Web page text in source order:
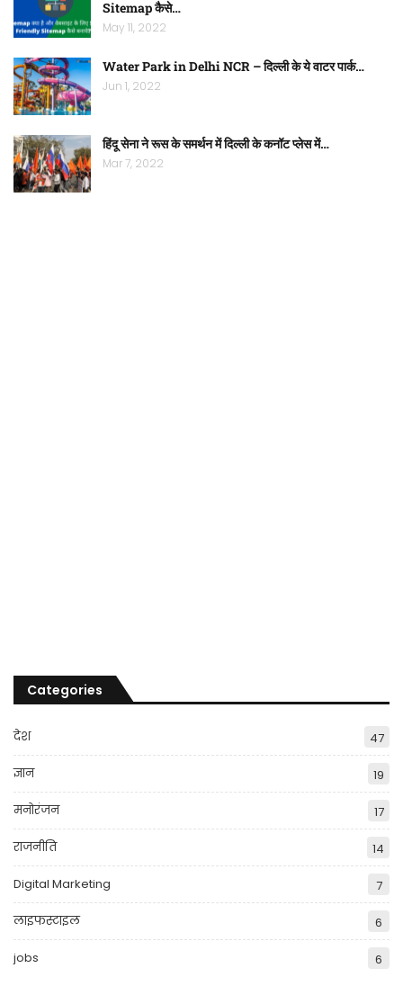
Sitemap कैसे…
May 11, 2022
Water Park in Delhi NCR – दिल्ली के ये वाटर पार्क…
Jun 1, 2022
हिंदू सेना ने रूस के समर्थन में दिल्ली के कनॉट प्लेस में…
Mar 7, 2022
Categories
देश 47
ज्ञान 19
मनोरंजन 17
राजनीति 14
Digital Marketing 7
लाइफस्टाइल 6
jobs 6